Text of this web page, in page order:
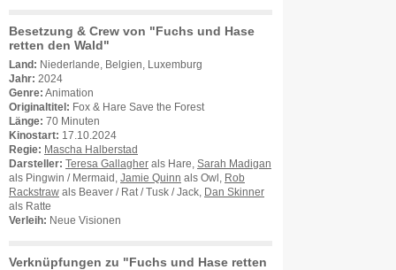
Besetzung & Crew von "Fuchs und Hase
retten den Wald"
Land: Niederlande, Belgien, Luxemburg
Jahr: 2024
Genre: Animation
Originaltitel: Fox & Hare Save the Forest
Länge: 70 Minuten
Kinostart: 17.10.2024
Regie: Mascha Halberstad
Darsteller: Teresa Gallagher als Hare, Sarah Madigan
als Pingwin / Mermaid, Jamie Quinn als Owl,
Rob
Rackstraw als Beaver / Rat / Tusk / Jack,
Dan Skinner
als Ratte
Verleih: Neue Visionen
Verknüpfungen zu "Fuchs und Hase retten